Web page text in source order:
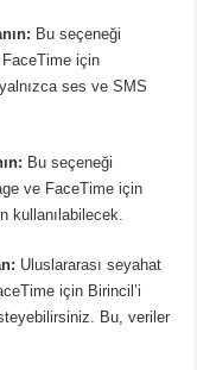
Bu seçeneği
için
ses ve SMS
Bu seçeneği
ve FaceTime için
kullanılabilecek.
Uluslararası seyahat
için Birincil’i
Bu, veriler